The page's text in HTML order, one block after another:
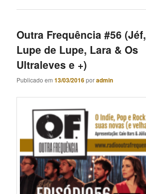
Outra Frequência #56 (Jéf,
Lupe de Lupe, Lara & Os
Ultraleves e +)
Publicado em13/03/2016poradmin